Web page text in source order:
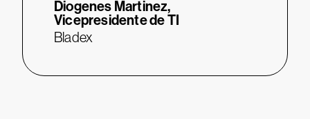
Diogenes Martinez,
Vicepresidente de TI
Bladex